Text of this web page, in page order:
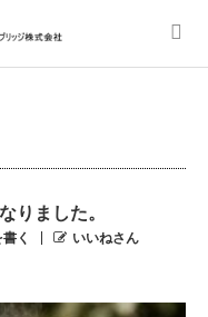
りました。
く いいねさん